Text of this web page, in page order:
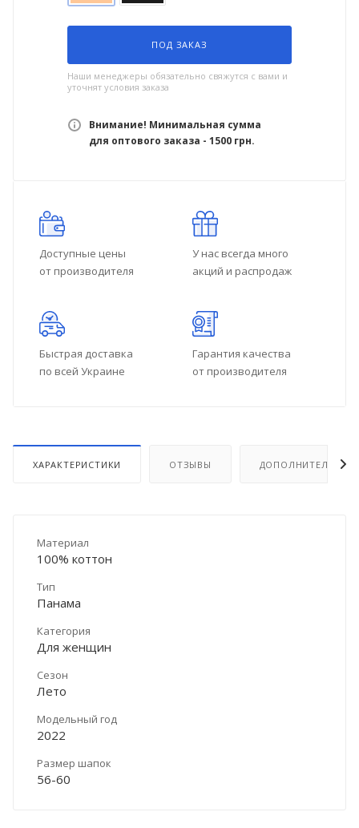
ПОД ЗАКАЗ
Наши менеджеры обязательно свяжутся с вами и
уточнят условия заказа
Внимание! Минимальная сумма
для оптового заказа - 1500 грн.
Доступные цены
от производителя
У нас всегда много
акций и распродаж
Быстрая доставка
по всей Украине
Гарантия качества
от производителя
ХАРАКТЕРИСТИКИ ОТЗЫВЫ ДОПОЛНИТЕЛЬНО
Материал
100% коттон
Тип
Панама
Категория
Для женщин
Сезон
Лето
Модельный год
2022
Размер шапок
56-60